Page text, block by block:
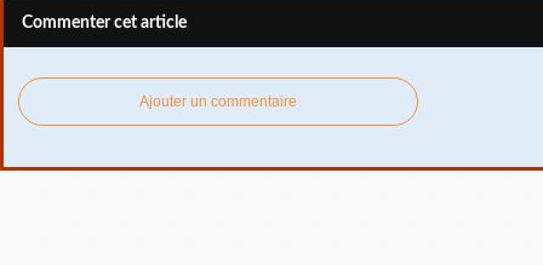
Commenter cet article
Ajouter un commentaire